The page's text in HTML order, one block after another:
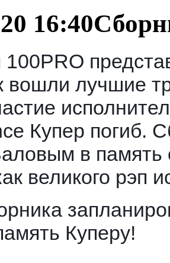
16:40
вошли лучшие
Купер погиб.
в память
великого рэп
Куперу!